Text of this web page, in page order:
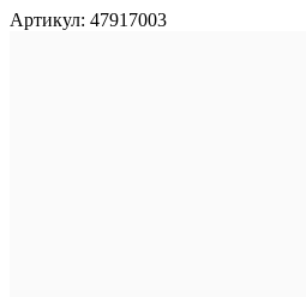
Артикул: 47917003